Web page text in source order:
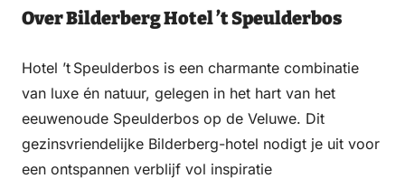
Over Bilderberg Hotel ’t Speulderbos
Hotel ’t Speulderbos is een charmante combinatie
van luxe én natuur, gelegen in het hart van het
eeuwenoude Speulderbos op de Veluwe. Dit
gezinsvriendelijke Bilderberg-hotel nodigt je uit voor
een ontspannen verblijf vol inspiratie